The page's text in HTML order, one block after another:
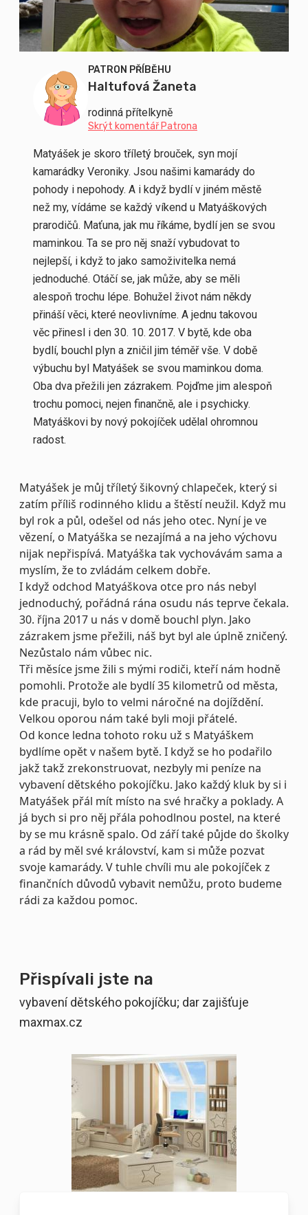
PATRON PŘÍBĚHU
Haltufová Žaneta
rodinná přítelkyně
Skrýt komentář Patrona
Matyášek je skoro tříletý brouček, syn mojí
kamarádky Veroniky. Jsou našimi kamarády do
pohody i nepohody. A i když bydlí v jiném městě
než my, vídáme se každý víkend u Matyáškových
prarodičů. Maťuna, jak mu říkáme, bydlí jen se svou
maminkou. Ta se pro něj snaží vybudovat to
nejlepší, i když to jako samoživitelka nemá
jednoduché. Otáčí se, jak může, aby se měli
alespoň trochu lépe. Bohužel život nám někdy
přináší věci, které neovlivníme. A jednu takovou
věc přinesl i den 30. 10. 2017. V bytě, kde oba
bydlí, bouchl plyn a zničil jim téměř vše. V době
výbuchu byl Matyášek se svou maminkou doma.
Oba dva přežili jen zázrakem. Pojďme jim alespoň
trochu pomoci, nejen finančně, ale i psychicky.
Matyáškovi by nový pokojíček udělal ohromnou
radost.
Přispívali jste na
vybavení dětského pokojíčku; dar zajišťuje
maxmax.cz
Matyášek je můj tříletý šikovný chlapeček, který si
zatím příliš rodinného klidu a štěstí neužil. Když mu
byl rok a půl, odešel od nás jeho otec. Nyní je ve
vězení, o Matyáška se nezajímá a na jeho výchovu
nijak nepřispívá. Matyáška tak vychovávám sama a
myslím, že to zvládám celkem dobře.
I když odchod Matyáškova otce pro nás nebyl
jednoduchý, pořádná rána osudu nás teprve čekala.
30. října 2017 u nás v domě bouchl plyn. Jako
zázrakem jsme přežili, náš byt byl ale úplně zničený.
Nezůstalo nám vůbec nic.
Tři měsíce jsme žili s mými rodiči, kteří nám hodně
pomohli. Protože ale bydlí 35 kilometrů od města,
kde pracuji, bylo to velmi náročné na dojíždění.
Velkou oporou nám také byli moji přátelé.
Od konce ledna tohoto roku už s Matyáškem
bydlíme opět v našem bytě. I když se ho podařilo
jakž takž zrekonstruovat, nezbyly mi peníze na
vybavení dětského pokojíčku. Jako každý kluk by si i
Matyášek přál mít místo na své hračky a poklady. A
já bych si pro něj přála pohodlnou postel, na které
by se mu krásně spalo. Od září také půjde do školky
a rád by měl své království, kam si může pozvat
svoje kamarády. V tuhle chvíli mu ale pokojíček z
finančních důvodů vybavit nemůžu, proto budeme
rádi za každou pomoc.